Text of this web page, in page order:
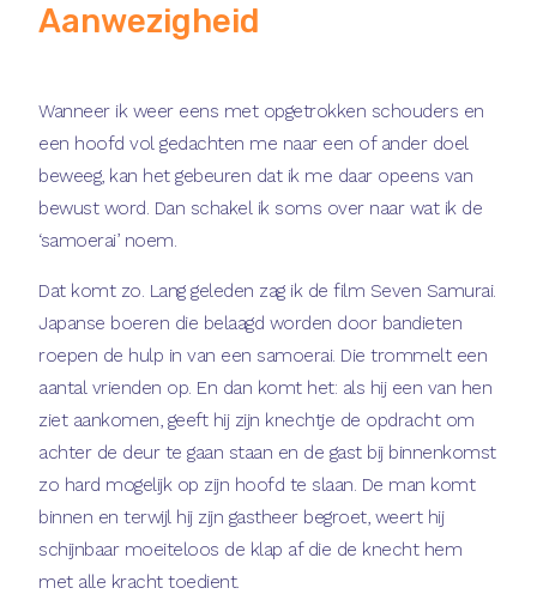
Aanwezigheid
Wanneer ik weer eens met opgetrokken schouders en
een hoofd vol gedachten me naar een of ander doel
beweeg, kan het gebeuren dat ik me daar opeens van
bewust word. Dan schakel ik soms over naar wat ik de
‘samoerai’ noem.
Dat komt zo. Lang geleden zag ik de film Seven Samurai.
Japanse boeren die belaagd worden door bandieten
roepen de hulp in van een samoerai. Die trommelt een
aantal vrienden op. En dan komt het: als hij een van hen
ziet aankomen, geeft hij zijn knechtje de opdracht om
achter de deur te gaan staan en de gast bij binnenkomst
zo hard mogelijk op zijn hoofd te slaan. De man komt
binnen en terwijl hij zijn gastheer begroet, weert hij
schijnbaar moeiteloos de klap af die de knecht hem
met alle kracht toedient.